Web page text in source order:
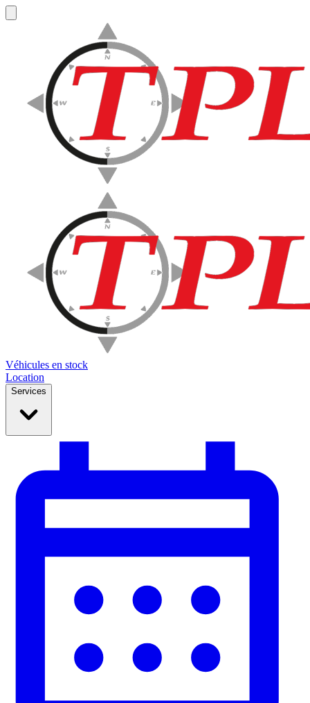
Véhicules en stock
Location
Services